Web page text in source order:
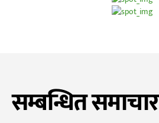
सम्बन्धित समाचार